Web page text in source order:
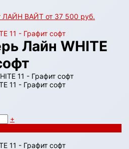
ЛАЙН ВАЙТ от 37 500 руб.
11 - Графит софт
Лайн WHITE
11 - Графит софт
+
11 - Графит софт